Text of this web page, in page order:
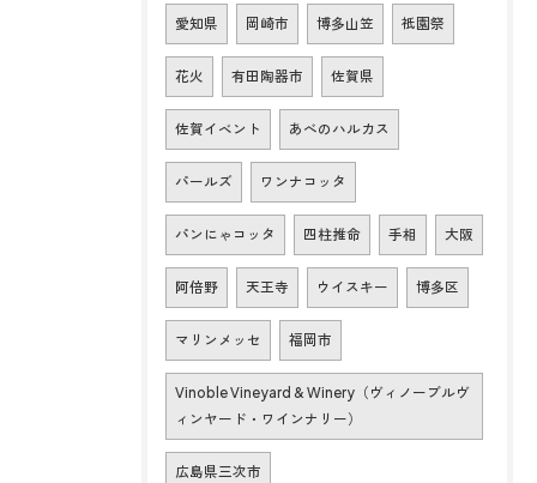
愛知県 岡崎市 博多山笠 祇園祭
花火 有田陶器市 佐賀県
佐賀イベント あべのハルカス
パールズ ワンナコッタ
パンにゃコッタ 四柱推命 手相 大阪
阿倍野 天王寺 ウイスキー 博多区
マリンメッセ 福岡市
Vinoble Vineyard & Winery（ヴィノーブルヴ
ィンヤード・ワインナリー）
広島県三次市